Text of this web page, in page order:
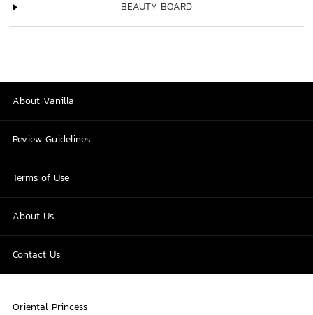
BEAUTY BOARD
About Vanilla
Review Guidelines
Terms of Use
About Us
Contact Us
Oriental Princess